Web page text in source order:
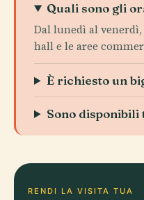
Quali sono gli
Dal lunedì al venerdì,
hall e le aree
È richiesto un
Sono
RENDI LA VISITA TUA